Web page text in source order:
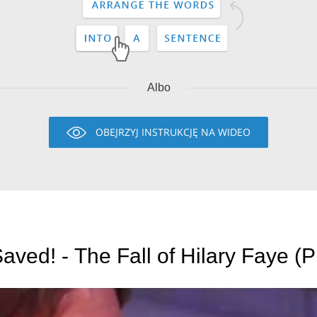
Albo
OBEJRZYJ INSTRUKCJĘ NA WIDEO
- The Fall of Hilary Faye